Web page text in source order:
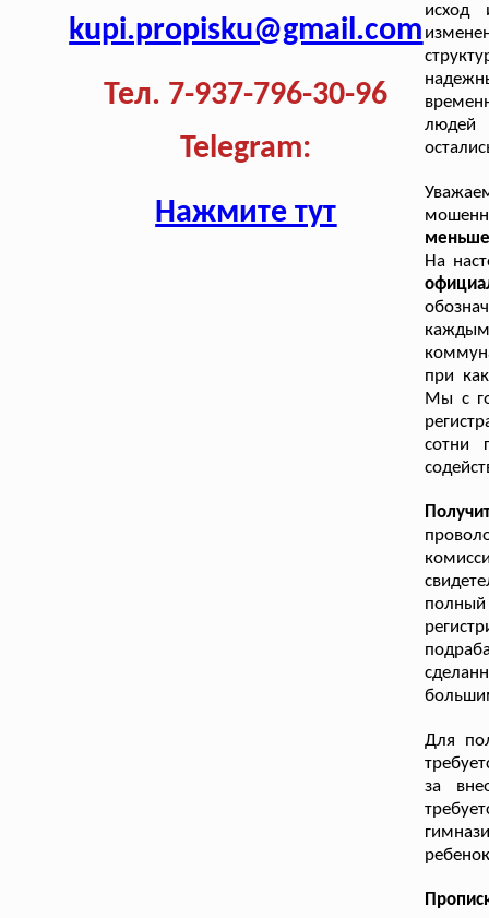
kupi.propisku@gmail.com
Тел. 7-937-796-30-96
Telegram:
Нажмите тут
исход
людей
меньше
На
при
Мы с
сотни
Для
за